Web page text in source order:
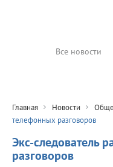
Все новости
Главная Новости
телефонных разговоров
Экс-следователь
разговоров